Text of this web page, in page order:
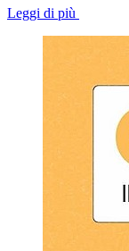
Leggi di più